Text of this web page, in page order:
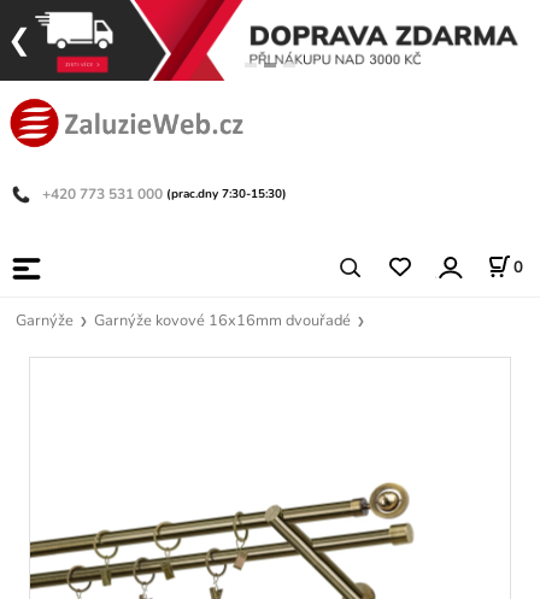
+420 773 531 000 (prac.dny 7:30-15:30)
0
Garnýže Garnýže kovové 16x16mm dvouřadé